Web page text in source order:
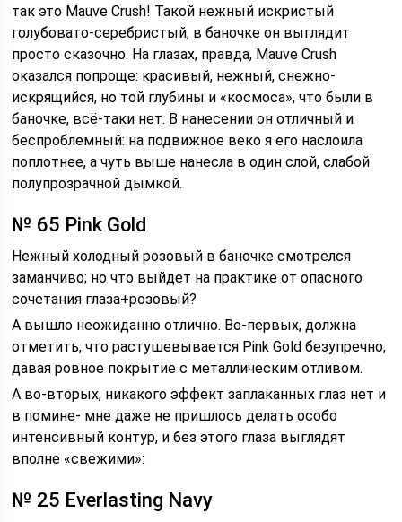
так это Mauve Crush! Такой нежный искристый
голубовато-серебристый, в баночке он выглядит
просто сказочно. На глазах, правда, Mauve Crush
оказался попроще: красивый, нежный, снежно-
искрящийся, но той глубины и «космоса», что были в
баночке, всё-таки нет. В нанесении он отличный и
беспроблемный: на подвижное веко я его наслоила
поплотнее, а чуть выше нанесла в один слой, слабой
полупрозрачной дымкой.
№ 65 Pink Gold
Нежный холодный розовый в баночке смотрелся
заманчиво; но что выйдет на практике от опасного
сочетания глаза+розовый?
А вышло неожиданно отлично. Во-первых, должна
отметить, что растушевывается Pink Gold безупречно,
давая ровное покрытие с металлическим отливом.
А во-вторых, никакого эффект заплаканных глаз нет и
в помине- мне даже не пришлось делать особо
интенсивный контур, и без этого глаза выглядят
вполне «свежими»:
№ 25 Everlasting Navy